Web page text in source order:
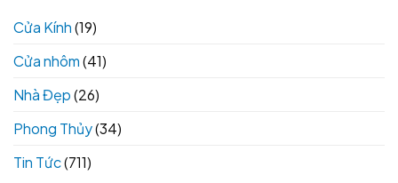
Cửa Kính(19)
Cửa nhôm(41)
Nhà Đẹp(26)
Phong Thủy(34)
Tin Tức(711)